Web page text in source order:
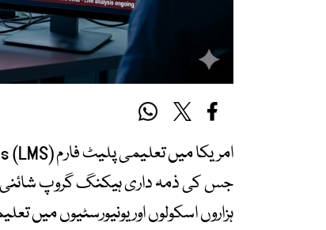
جس کی ذمہ داری ہیکنگ گروپ شائنی
ہزاروں اسکولوں اور یونیورسٹیوں میں